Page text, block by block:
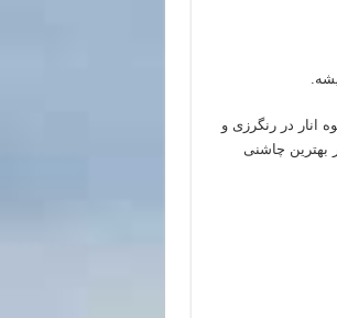
انار در رنگرزی و
بهترین چاشنی